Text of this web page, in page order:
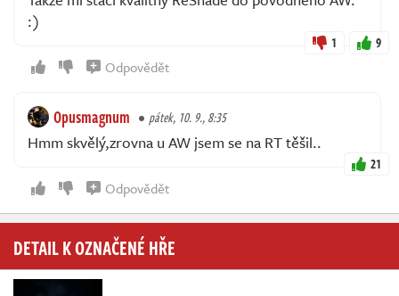
:)
1 9
Odpovědět
Opusmagnum pátek, 10. 9., 8:35
Hmm skvělý,zrovna u AW jsem se na RT těšil..
21
Odpovědět
DETAIL K OZNAČENÉ HŘE